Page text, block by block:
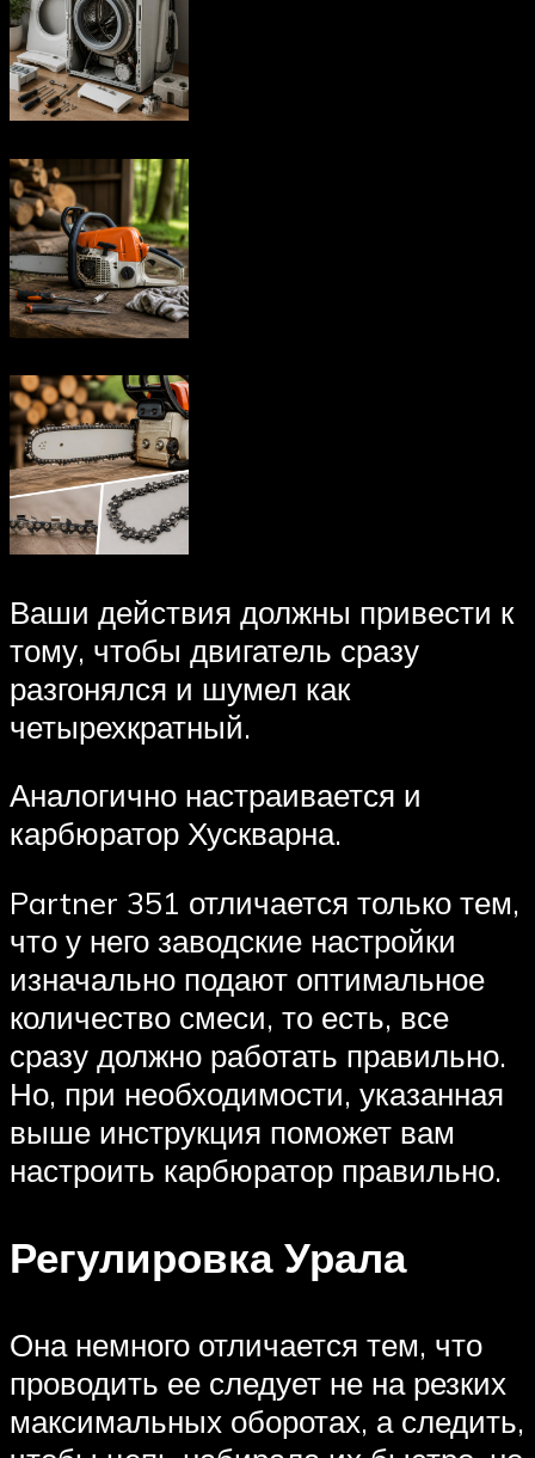
Ваши действия должны привести к
тому, чтобы двигатель сразу
разгонялся и шумел как
четырехкратный.
Аналогично настраивается и
карбюратор Хускварна.
Partner 351 отличается только тем,
что у него заводские настройки
изначально подают оптимальное
количество смеси, то есть, все
сразу должно работать правильно.
Но, при необходимости, указанная
выше инструкция поможет вам
настроить карбюратор правильно.
Регулировка Урала
Она немного отличается тем, что
проводить ее следует не на резких
максимальных оборотах, а следить,